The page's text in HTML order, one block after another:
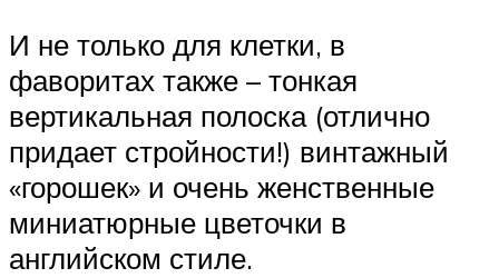
И не только для клетки, в
фаворитах также – тонкая
вертикальная полоска (отлично
придает стройности!) винтажный
«горошек» и очень женственные
миниатюрные цветочки в
английском стиле.